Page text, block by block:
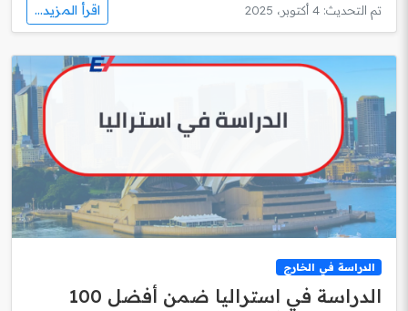
تم التحديث: 4 أكتوبر، 2025 اقرأ المزيد...
الدراسة في الخارج
الدراسة في استراليا ضمن أفضل 100